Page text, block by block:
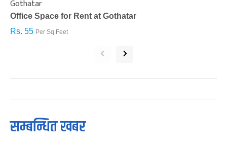
Gothatar
Office Space for Rent at Gothatar
Rs. 55 Per Sq.Feet
‹ ›
सम्बन्धित खबर